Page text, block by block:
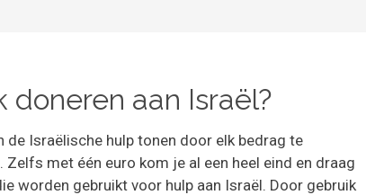
doneren aan Israël?
de Israëlische hulp tonen door elk bedrag te
Zelfs met één euro kom je al een heel eind en draag
worden gebruikt voor hulp aan Israël. Door gebruik